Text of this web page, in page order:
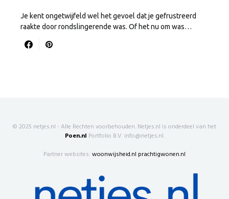
Je kent ongetwijfeld wel het gevoel dat je gefrustreerd
raakte door rondslingerende was. Of het nu om was…
© 2025 netjes.nl - Alle Rechten voorbehouden. Netjes.nl is onderdeel van het
Poen.nl Portfolio B.V. info@netjes.nl.
Partner websites: woonwijsheid.nl prachtigwonen.nl